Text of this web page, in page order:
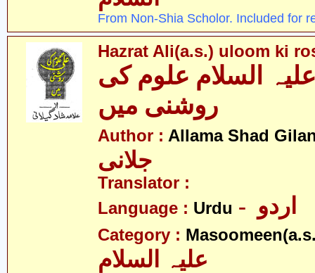
From Non-Shia Scholor. Included for
Hazrat Ali(a.s.) uloom ki
السلام علوم کی
Author : Allama Shad
جلانی
Translator :
Language : Urdu
Category :